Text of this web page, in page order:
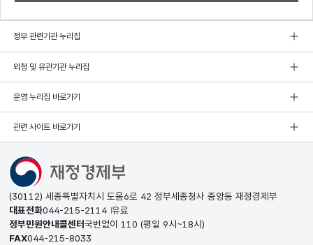
정부 관련기관 누리집
외청 및 유관기관 누리집
운영 누리집 바로가기
관련 사이트 바로가기
(30112) 세종특별자치시 도움6로 42 정부세종청사 중앙동 재정경제부
대표전화044-215-2114 유료
정부민원안내콜센터국번없이 110 (평일 9시~18시)
FAX044-215-8033